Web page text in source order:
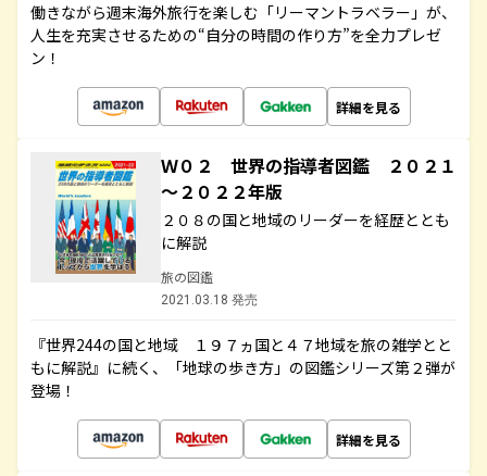
働きながら週末海外旅行を楽しむ「リーマントラベラー」が、
人生を充実させるための“自分の時間の作り方”を全力プレゼ
ン！
詳細を見る
Ｗ０２ 世界の指導者図鑑 ２０２１
～２０２２年版
２０８の国と地域のリーダーを経歴ととも
に解説
旅の図鑑
2021.03.18 発売
『世界244の国と地域 １９７ヵ国と４７地域を旅の雑学とと
もに解説』に続く、「地球の歩き方」の図鑑シリーズ第２弾が
登場！
詳細を見る